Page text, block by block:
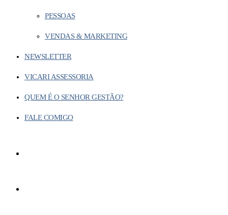
PESSOAS
VENDAS & MARKETING
NEWSLETTER
VICARI ASSESSORIA
QUEM É O SENHOR GESTÃO?
FALE COMIGO